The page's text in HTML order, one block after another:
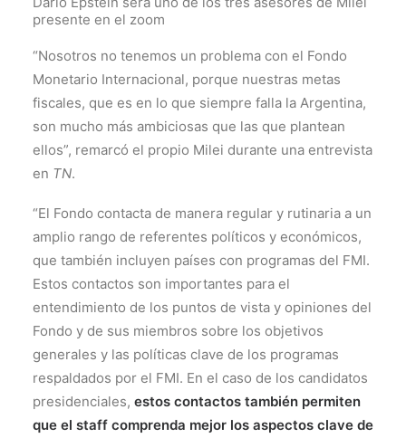
presente en el zoom
“Nosotros no tenemos un problema con el Fondo
Monetario Internacional, porque nuestras metas
fiscales, que es en lo que siempre falla la Argentina,
son mucho más ambiciosas que las que plantean
ellos”, remarcó el propio Milei durante una entrevista
en TN.
“El Fondo contacta de manera regular y rutinaria a un
amplio rango de referentes políticos y económicos,
que también incluyen países con programas del FMI.
Estos contactos son importantes para el
entendimiento de los puntos de vista y opiniones del
Fondo y de sus miembros sobre los objetivos
generales y las políticas clave de los programas
respaldados por el FMI. En el caso de los candidatos
presidenciales, estos contactos también permiten
que el staff comprenda mejor los aspectos clave de